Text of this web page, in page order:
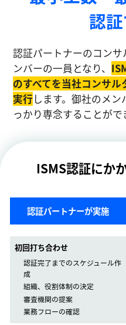
認
認証パートナーのコン
ンバーの一員となり、
のすべてを当社コンサル
実⾏ します。御社のメ
っかり専念することがで
ISMS認証にか
認証パートナーが実施
初回打ち合わせ
認証完了までのスケジュール作
成
組織、役割体制の決定
審査機関の提案
業務フローの確認